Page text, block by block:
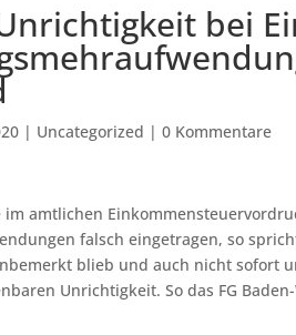
bei
| Uncategorized |0 Kommentare
amtlichen
falsch eingetragen, so
blieb und auch nicht sofort
Unrichtigkeit. So das FG